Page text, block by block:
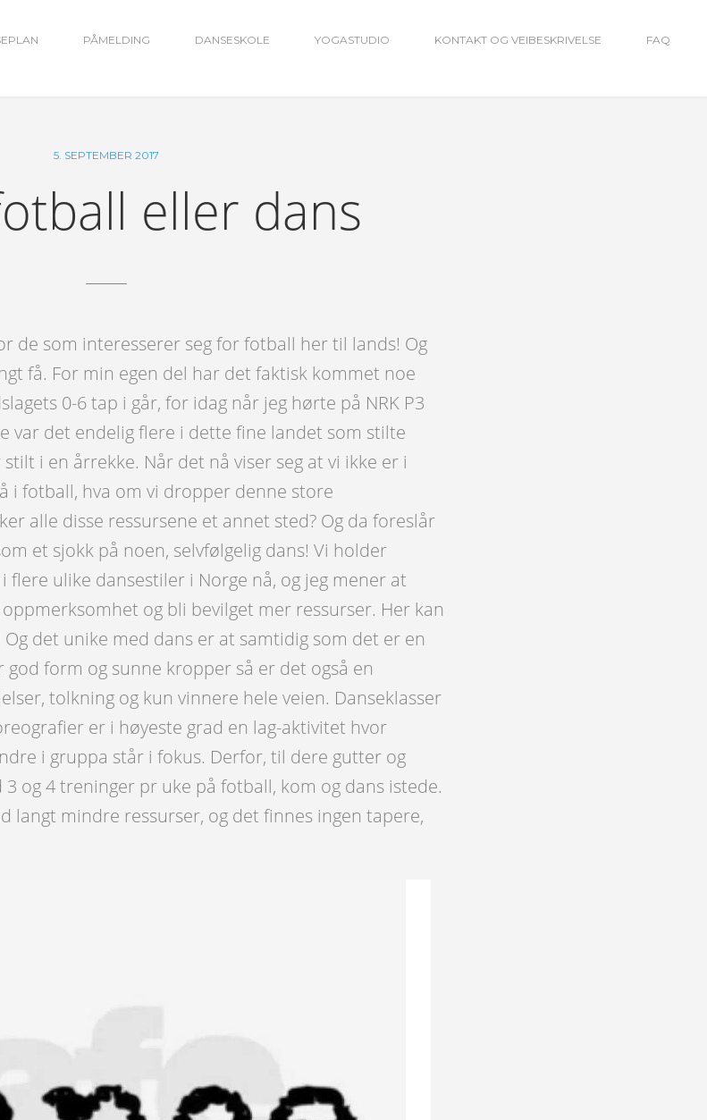
PÅMELDING DANSESKOLE YOGASTUDIO KONTAKT OG VEIBESKRIVELSE FAQ
5. SEPTEMBER 2017
eller dans
de som interesserer seg for fotball her til lands! Og
få. For min egen del har det faktisk kommet noe
0-6 tap i går, for idag når jeg hørte på NRK P3
var det endelig flere i dette fine landet som stilte
i en årrekke. Når det nå viser seg at vi ikke er i
i fotball, hva om vi dropper denne store
alle disse ressursene et annet sted? Og da foreslår
et sjokk på noen, selvfølgelig dans! Vi holder
ulike dansestiler i Norge nå, og jeg mener at
og bli bevilget mer ressurser. Her kan
det unike med dans er at samtidig som det er en
form og sunne kropper så er det også en
tolkning og kun vinnere hele veien. Danseklasser
er i høyeste grad en lag-aktivitet hvor
i gruppa står i fokus. Derfor, til dere gutter og
og 4 treninger pr uke på fotball, kom og dans istede.
langt mindre ressurser, og det finnes ingen tapere,